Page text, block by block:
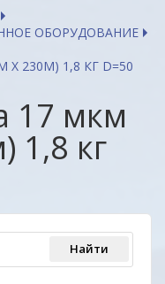
ОБОРУДОВАНИЕ
230М) 1,8 КГ D=50
17 мкм
1,8 кг